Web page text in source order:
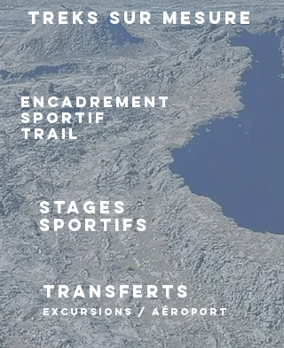
TREKS SUR MESURE
ENCADREMENT
SPORTIF
TRAIL
STAGES
SPORTIFS
transferts
EXCURSIONS / AÉROPORT